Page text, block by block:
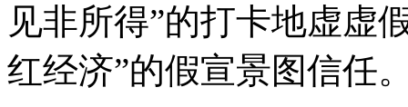
见非所得”的打卡地虚虚
红经济”的假宣景图信任